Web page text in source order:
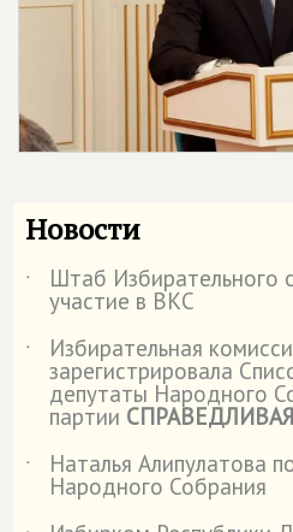
Новости
˙ Штаб Избирательного
участие в ВКС
˙
Избирательная
зарегистрировала
депутаты Народного
партии
˙
Наталья Алипулатова
Народного Собрания